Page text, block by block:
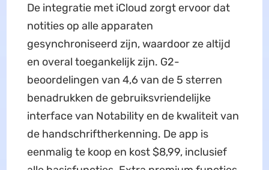
De integratie met iCloud zorgt ervoor dat
notities op alle apparaten
gesynchroniseerd zijn, waardoor ze altijd
en overal toegankelijk zijn. G2-
beoordelingen van 4,6 van de 5 sterren
benadrukken de gebruiksvriendelijke
interface van Notability en de kwaliteit van
de handschriftherkenning. De app is
eenmalig te koop en kost $8,99, inclusief